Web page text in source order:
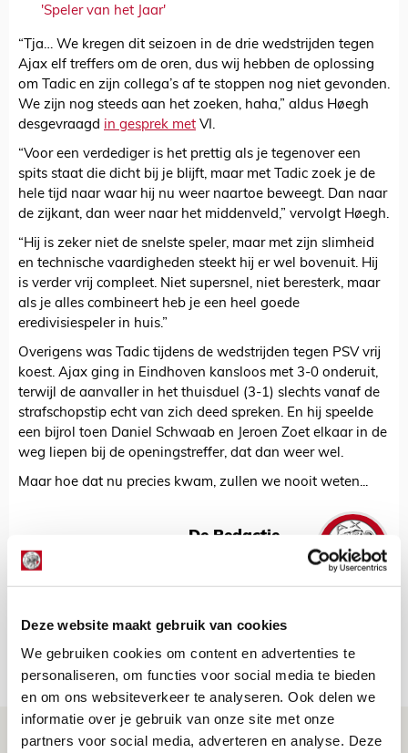
Deze website maakt gebruik van cookies
We gebruiken cookies om content en advertenties te
personaliseren, om functies voor social media te bieden
en om ons websiteverkeer te analyseren. Ook delen we
informatie over je gebruik van onze site met onze
partners voor social media, adverteren en analyse. Deze
'Speler van het Jaar'
“Tja… We kregen dit seizoen in de drie wedstrijden tegen
Ajax elf treffers om de oren, dus wij hebben de oplossing
om Tadic en zijn collega’s af te stoppen nog niet gevonden.
We zijn nog steeds aan het zoeken, haha,” aldus Høegh
desgevraagd in gesprek met VI.
“Voor een verdediger is het prettig als je tegenover een
spits staat die dicht bij je blijft, maar met Tadic zoek je de
hele tijd naar waar hij nu weer naartoe beweegt. Dan naar
de zijkant, dan weer naar het middenveld,” vervolgt Høegh.
“Hij is zeker niet de snelste speler, maar met zijn slimheid
en technische vaardigheden steekt hij er wel bovenuit. Hij
is verder vrij compleet. Niet supersnel, niet beresterk, maar
als je alles combineert heb je een heel goede
eredivisiespeler in huis.”
Overigens was Tadic tijdens de wedstrijden tegen PSV vrij
koest. Ajax ging in Eindhoven kansloos met 3-0 onderuit,
terwijl de aanvaller in het thuisduel (3-1) slechts vanaf de
strafschopstip echt van zich deed spreken. En hij speelde
een bijrol toen Daniel Schwaab en Jeroen Zoet elkaar in de
weg liepen bij de openingstreffer, dat dan weer wel.
Maar hoe dat nu precies kwam, zullen we nooit weten...
De Redactie
Net binnen //
Brandt: ‘Ajax en Cruijff bleven door